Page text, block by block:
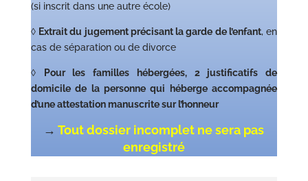
(si inscrit dans une autre école)
◊ Extrait du jugement précisant la garde de l’enfant, en
cas de séparation ou de divorce
◊
Pour les familles hébergées, 2 justificatifs de
domicile de la personne qui héberge accompagnée
d’une attestation manuscrite sur l’honneur
→Tout dossier incomplet ne sera pas
enregistré